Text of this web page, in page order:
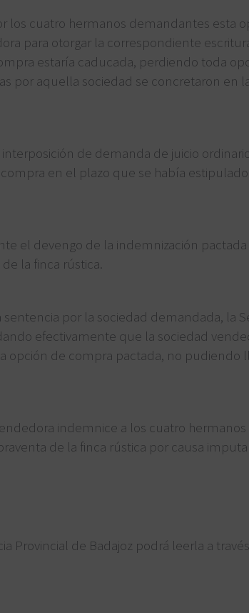
los cuatro hermanos demandantes esta
para otorgar la correspondiente
estaría caducada, perdiendo toda
por aquella sociedad se concretaron
de demanda de juicio
en el plazo que se había
el devengo de la indemnización
la finca rústica.
por la sociedad demandada, la
efectivamente que la sociedad
opción de compra pactada, no
indemnice a los cuatro
de la finca rústica por causa
Provincial de Badajoz podrá leerla a